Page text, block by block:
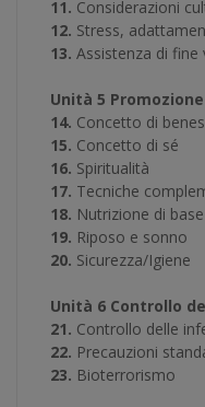
11. Considerazioni
12. Stress,
13. Assistenza di fine
Unità 5
14. Concetto di
15. Concetto di sé
16. Spiritualità
17. Tecniche
18. Nutrizione di base
19. Riposo e sonno
20. Sicurezza/Igiene
Unità 6 Controllo
21. Controllo delle
22. Precauzioni
23. Bioterrorismo